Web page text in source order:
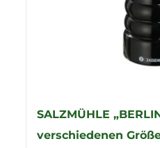
SALZMÜHLE
verschiedenen